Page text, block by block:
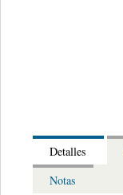
Detalles
Notas